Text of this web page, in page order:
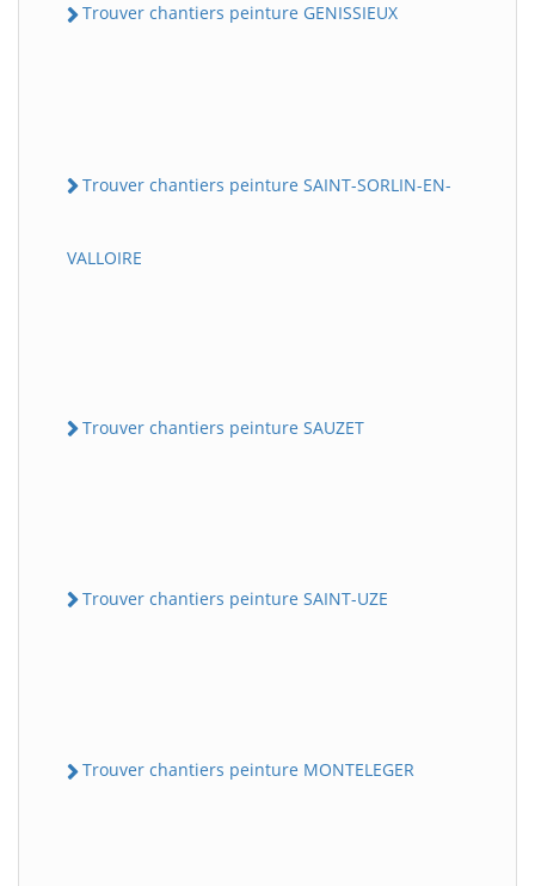
Trouver chantiers peinture GENISSIEUX
Trouver chantiers peinture SAINT-SORLIN-EN-
VALLOIRE
Trouver chantiers peinture SAUZET
Trouver chantiers peinture SAINT-UZE
Trouver chantiers peinture MONTELEGER